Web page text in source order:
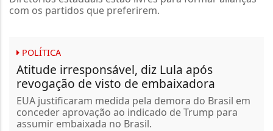
com os partidos que preferirem.
POLÍTICA
Atitude irresponsável, diz Lula após
revogação de visto de embaixadora
EUA justificaram medida pela demora do Brasil em
conceder aprovação ao indicado de Trump para
assumir embaixada no Brasil.